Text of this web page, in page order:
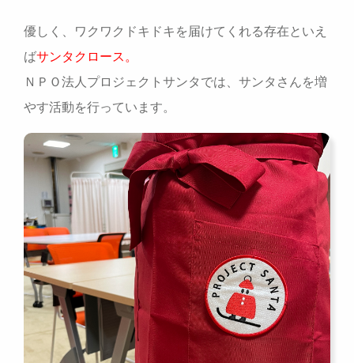
優しく、ワクワクドキドキを届けてくれる存在といえ
ばサンタクロース。
ＮＰＯ法人プロジェクトサンタでは、サンタさんを増
やす活動を行っています。